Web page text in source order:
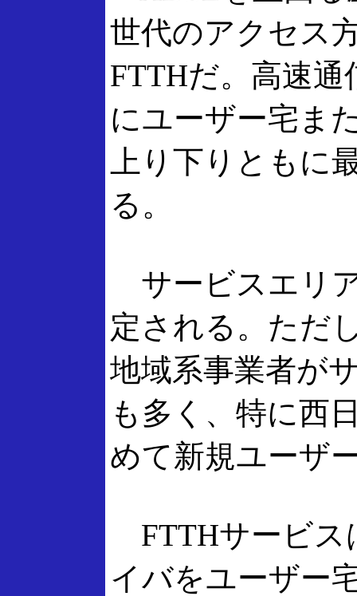
世代のアクセス
FTTHだ。高速
にユーザー宅ま
上り下りともに
る。
サービスエリ
定される。ただ
地域系事業者が
も多く、特に西
めて新規ユーザ
FTTHサービス
イバをユーザー